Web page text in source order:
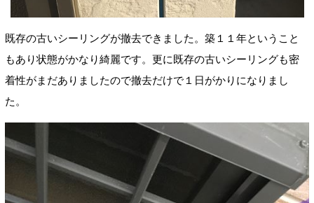
既存の古いシーリングが撤去できました。築１１年ということ
もあり状態がかなり綺麗です。更に既存の古いシーリングも密
着性がまだありましたので撤去だけで１日がかりになりまし
た。